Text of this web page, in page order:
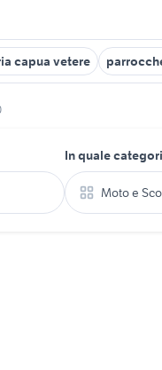
capua vetere
In quale
Moto e